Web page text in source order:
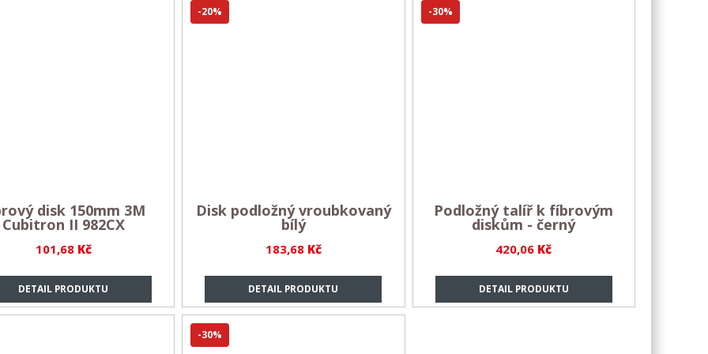
101,68 Kč
DETAIL PRODUKTU
disk 150mm 3M
Cubitron II 982CX
183,68 Kč
DETAIL PRODUKTU
Disk podložný vroubkovaný
bílý
-20%
420,06 Kč
DETAIL PRODUKTU
Podložný talíř k fíbrovým
diskům - černý
-30%
-30%